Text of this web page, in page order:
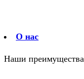
О нас
Наши преимущества